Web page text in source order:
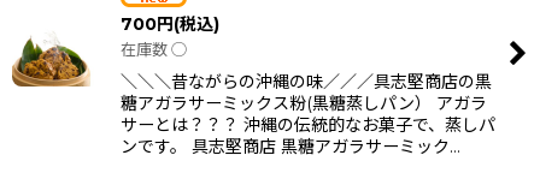
700円(税込)
在庫数 ◯
＼＼＼昔ながらの沖縄の味／／／具志堅商店の黒
糖アガラサーミックス粉(黒糖蒸しパン） アガラ
サーとは？？？ 沖縄の伝統的なお菓子で、蒸しパ
ンです。 具志堅商店 黒糖アガラサーミック…